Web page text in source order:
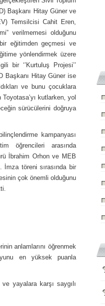
Başkanı Hitay Güner ve
Temsilcisi Cahit Eren,
verilmemesi olduğunu
eğitimden geçmesi ve
yönlendirmek üzere
bir ‘’Kurtuluş Projesi’’
Başkanı Hitay Güner ise
ve bunu çocuklara
kutlarken, yol
sürücülerini doğruya
kampanyası
öğrencileri arasında
İbrahim Orhon ve MEB
İmza töreni sırasında bir
çok önemli olduğunu
anlamlarını öğrenmek
en yüksek puanla
yayalara karşı saygılı